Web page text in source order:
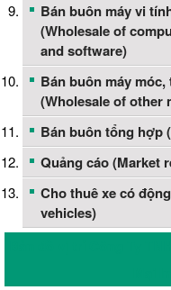
Bán buôn máy vi
(Wholesale of
and software)
Bán buôn máy
(Wholesale of other
Bán buôn tổng hợp
Quảng cáo (Market
Cho thuê xe có
vehicles)